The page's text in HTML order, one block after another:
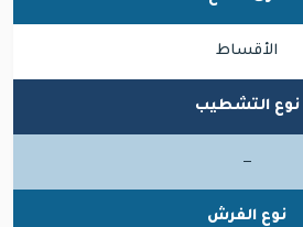
الأقساط
نوع التشطيب
—
نوع الفرش